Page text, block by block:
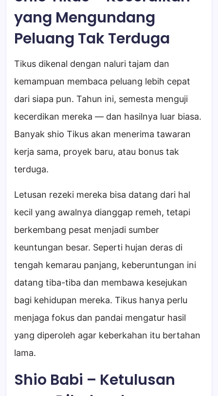
yang Mengundang
Peluang Tak Terduga
Tikus dikenal dengan naluri tajam dan
kemampuan membaca peluang lebih cepat
dari siapa pun. Tahun ini, semesta menguji
kecerdikan mereka — dan hasilnya luar biasa.
Banyak shio Tikus akan menerima tawaran
kerja sama, proyek baru, atau bonus tak
terduga.
Letusan rezeki mereka bisa datang dari hal
kecil yang awalnya dianggap remeh, tetapi
berkembang pesat menjadi sumber
keuntungan besar. Seperti hujan deras di
tengah kemarau panjang, keberuntungan ini
datang tiba-tiba dan membawa kesejukan
bagi kehidupan mereka. Tikus hanya perlu
menjaga fokus dan pandai mengatur hasil
yang diperoleh agar keberkahan itu bertahan
lama.
Shio Babi – Ketulusan